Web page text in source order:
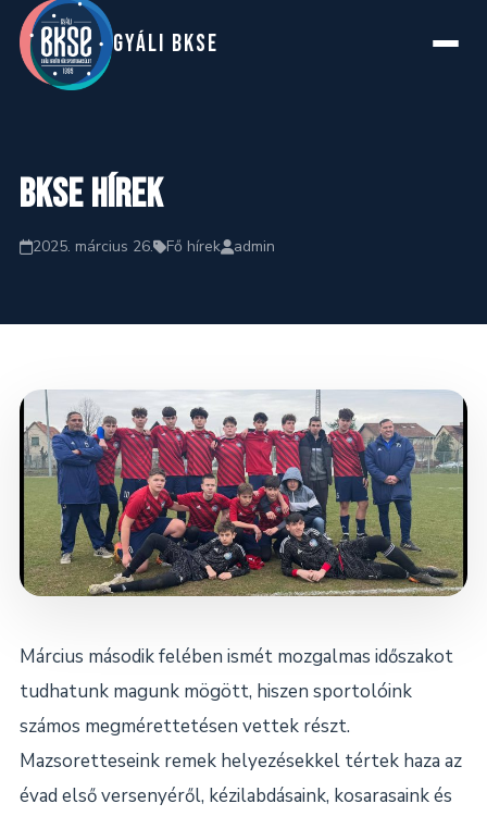
GYáLI BKSE
Rólunk
Hírek
Naptár
Dokumentumok
Kapcsolat
BKSE hírek
2025. március 26. Fő hírek admin
Március második felében ismét mozgalmas időszakot
tudhatunk magunk mögött, hiszen sportolóink
számos megmérettetésen vettek részt.
Mazsoretteseink remek helyezésekkel tértek haza az
évad első versenyéről, kézilabdásaink, kosarasaink és